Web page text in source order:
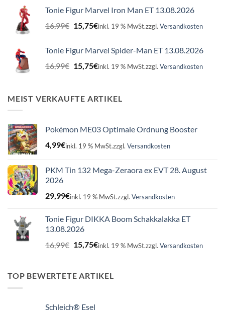
16,99€15,75€.
Tonie Figur Marvel Iron Man ET 13.08.2026
16,99€ Ursprünglicher
Preis
16,99€
15,75€Aktueller
15,75€.
inkl. 19 % MwSt.zzgl. Versandkosten
Tonie Figur Marvel Spider-Man ET 13.08.2026
16,99€ Ursprünglicher
Preis
16,99€
15,75€Aktueller
15,75€.
inkl. 19 % MwSt.zzgl. Versandkosten
MEIST VERKAUFTE ARTIKEL
Pokémon ME03 Optimale Ordnung Booster
4,99€inkl. 19 % MwSt.zzgl. Versandkosten
PKM Tin 132 Mega-Zeraora ex EVT 28. August
2026
29,99€inkl. 19 % MwSt.zzgl. Versandkosten
Tonie Figur DIKKA Boom Schakkalakka ET
13.08.2026
16,99€ Ursprünglicher
16,99€
15,75€Aktueller
15,75€.
inkl. 19 % MwSt.zzgl. Versandkosten
TOP BEWERTETE ARTIKEL
Schleich® Esel